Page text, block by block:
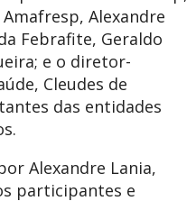
Alexandre
Febrafite, Geraldo
e o diretor-
Cleudes de
das entidades
Alexandre Lania,
participantes e